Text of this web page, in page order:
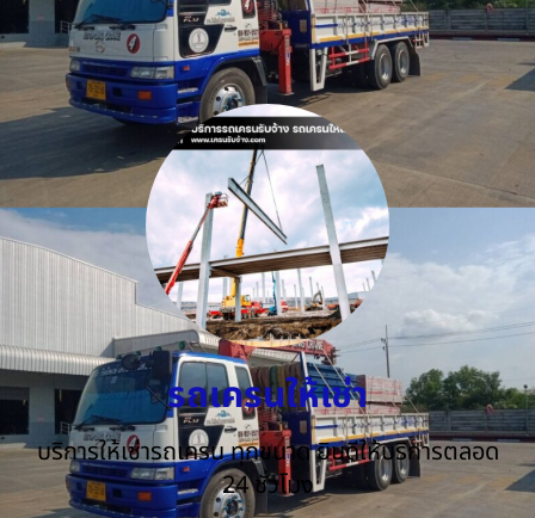
รถเครนให้เช่า
บริการให้เช่ารถเครน ทุกขนาด ยินดีให้บริการตลอด
24 ชั่วโมง